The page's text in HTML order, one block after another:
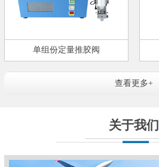
单组份定量推胶阀
查看更多+
关于我们